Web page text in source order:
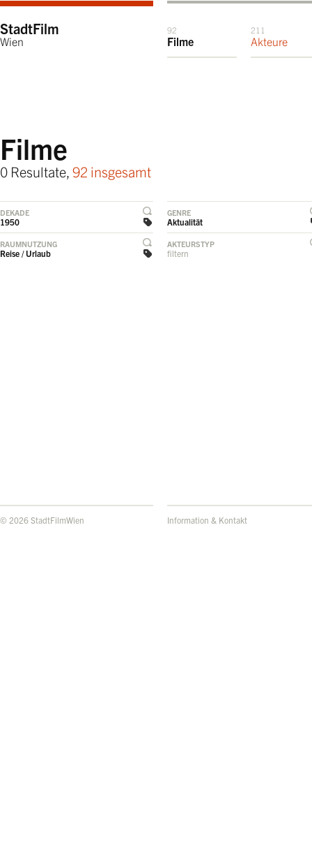
StadtFilm
Wien
92
Filme
211
Akteure
Filme
0 Resultate, 92 insgesamt
DEKADE
1950
GENRE
Aktualität
RAUMNUTZUNG
Reise / Urlaub
AKTEURSTYP
filtern
© 2026 StadtFilmWien Information & Kontakt